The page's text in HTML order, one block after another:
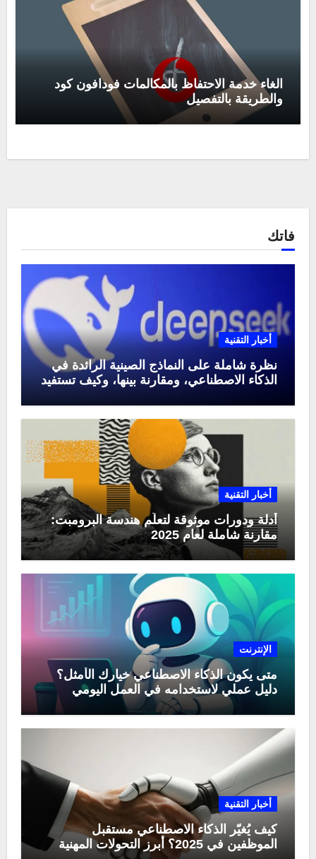
الغاء خدمة الاحتفاظ بالمكالمات فودافون كود
والطريقة بالتفصيل
فاتك
أخبار التقنية
نظرة شاملة على النماذج الصينية الرائدة في
الذكاء الاصطناعي، ومقارنة بينها، وكيف تستفيد
أخبار التقنية
أدلة ودورات موثوقة لتعلّم هندسة البرومبت:
مقارنة شاملة لعام 2025
الإنترنت
متى يكون الذكاء الاصطناعي خيارك الأمثل؟
دليل عملي لاستخدامه في العمل اليومي
أخبار التقنية
كيف يُغيّر الذكاء الاصطناعي مستقبل
الموظفين في 2025؟ أبرز التحولات المهنية